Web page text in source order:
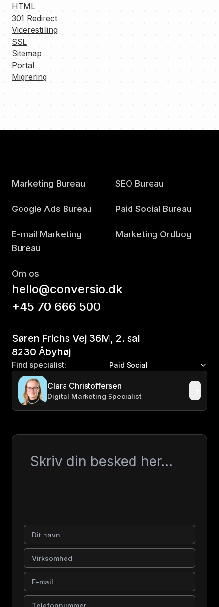
HTML
301 Redirect
Viderestilling
SSL
Sitemap
Portal
Migrering
Marketing Bureau SEO Bureau
Google Ads Bureau Paid Social Bureau
E-mail Marketing
Bureau
Marketing Ordbog
Om os
hello@conversio.dk
+45 70 666 500
Søren Frichs Vej 36M, 2. sal
8230 Åbyhøj
Find specialist: Paid Social
Clara Christoffersen
Digital Marketing Specialist
Dit navn
Virksomhed
E-mail
Telefonnummer